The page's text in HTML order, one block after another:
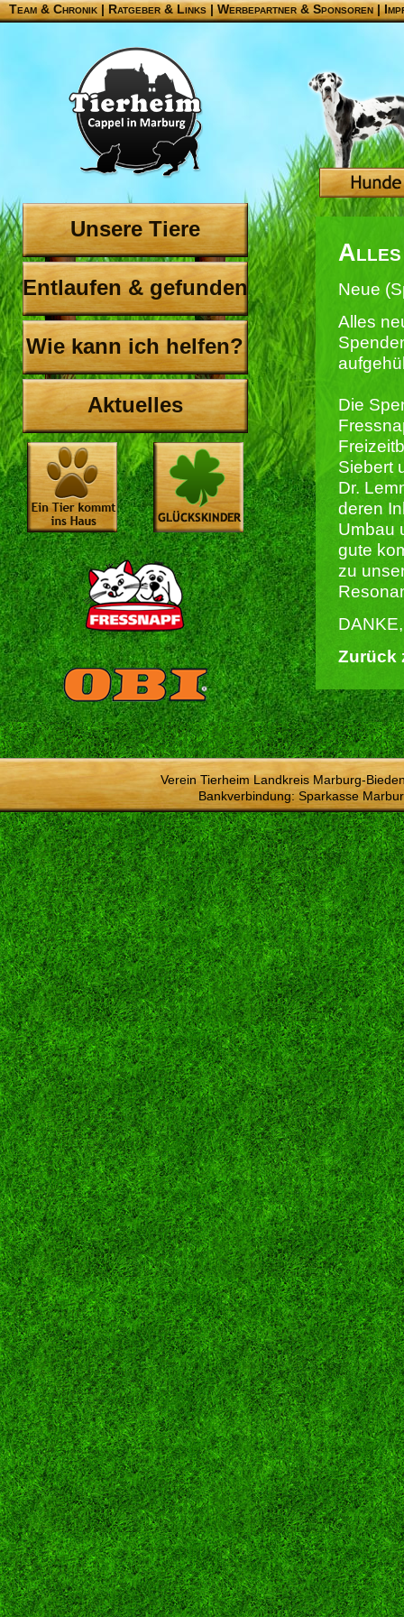
Team & Chronik |Ratgeber & Links|Werbepartner & Sponsoren|
Unsere Tiere
Entlaufen & gefunden
Wie kann ich helfen?
Aktuelles
Alles
Neue
Alles
Die
Siebert
Dr.
deren
Umbau
gute
zu
Zurück
Verein Tierheim Landkreis Marburg-
Bankverbindung: Sparkasse